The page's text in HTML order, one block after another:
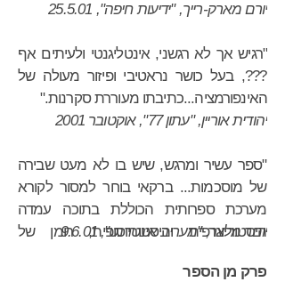
יורם מארק-רייך, "ידיעות חיפה", 25.5.01
"רגיש אך לא רגשני, אינטליגנטי ולעיתים אף
???, בעל כושר נראטיבי ופיזור מעולה של
האינפורמציה...כתיבתו מעוררת סקרנות."
יהודית אוריין, "עתון 77", אוקטובר 2001
"ספר עשיר ומרגש, שיש בו לא מעט שבירה
של מוסכמות... ברקאי בוחר למסור לקורא
מערכת ספרותית הכוללת בתוכה עמדה
היסטוריוגרפית והיסטוריוסופית, רומן של
את נפשו לפסיכולוגיה המערבית או
יוםר מלצר, "מעריב אינטרנט", 9.6.01
פרק מן הספר